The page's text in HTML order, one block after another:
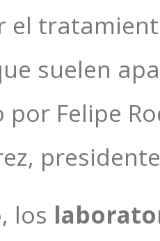
el
suelen
Felipe
presidente
los